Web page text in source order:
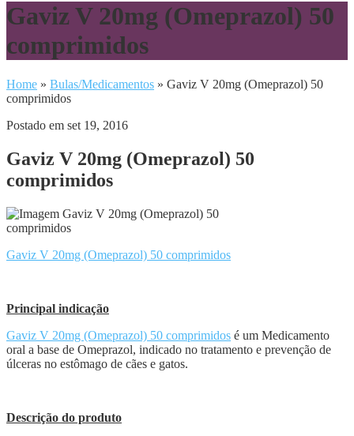
Gaviz V 20mg (Omeprazol) 50
comprimidos
Home » Bulas/Medicamentos » Gaviz V 20mg (Omeprazol) 50
comprimidos
Postado em set 19, 2016
Gaviz V 20mg (Omeprazol) 50
comprimidos
Gaviz V 20mg (Omeprazol) 50 comprimidos
Principal indicação
Gaviz V 20mg (Omeprazol) 50 comprimidos é um Medicamento
oral a base de Omeprazol, indicado no tratamento e prevenção de
úlceras no estômago de cães e gatos.
Descrição do produto